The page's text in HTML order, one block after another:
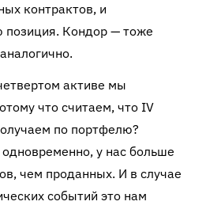
контрактов, и
Кондор — тоже
активе мы
что считаем, что IV
по портфелю?
у нас больше
чем проданных. И в случае
событий это нам